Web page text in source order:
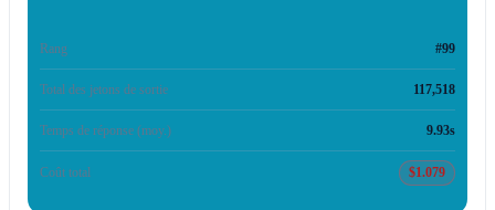
Rang #99
Total des jetons de sortie 117,518
Temps de réponse (moy.) 9.93s
Coût total $1.079